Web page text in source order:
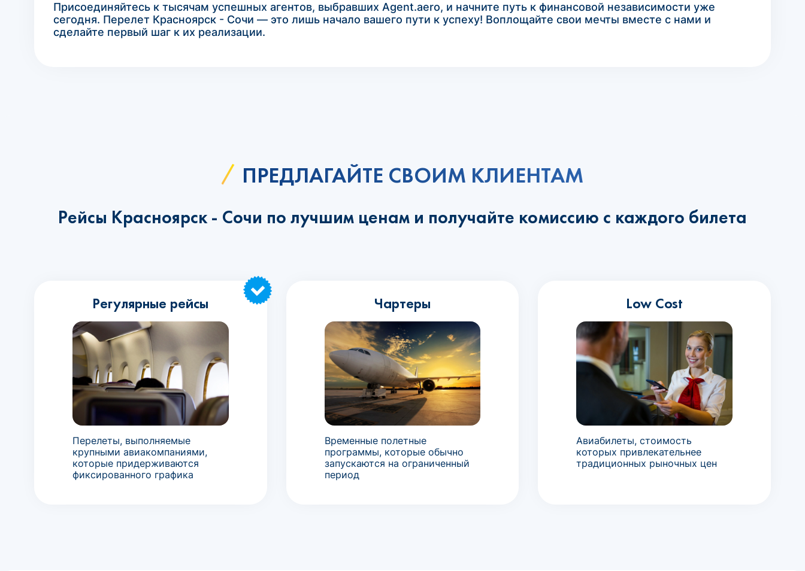
Присоединяйтесь к тысячам успешных агентов, выбравших Agent.aero, и начните путь к финансовой независимости уже
сегодня. Перелет Красноярск - Сочи — это лишь начало вашего пути к успеху! Воплощайте свои мечты вместе с нами и
сделайте первый шаг к их реализации.
ПРЕДЛАГАЙТЕ СВОИМ КЛИЕНТАМ
Рейсы Красноярск - Сочи по лучшим ценам и получайте комиссию с каждого билета
Регулярные рейсы
Перелеты, выполняемые
крупными авиакомпаниями,
которые придерживаются
фиксированного графика
Чартеры
Временные полетные
программы, которые обычно
запускаются на ограниченный
период
Low Cost
Авиабилеты, стоимость
которых привлекательнее
традиционных рыночных цен